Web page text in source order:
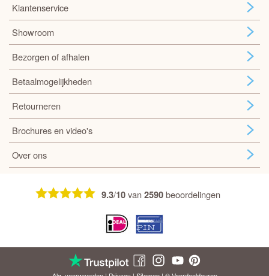
Klantenservice
Showroom
Bezorgen of afhalen
Betaalmogelijkheden
Retourneren
Brochures en video's
Over ons
9.3/10van2590beoordelingen